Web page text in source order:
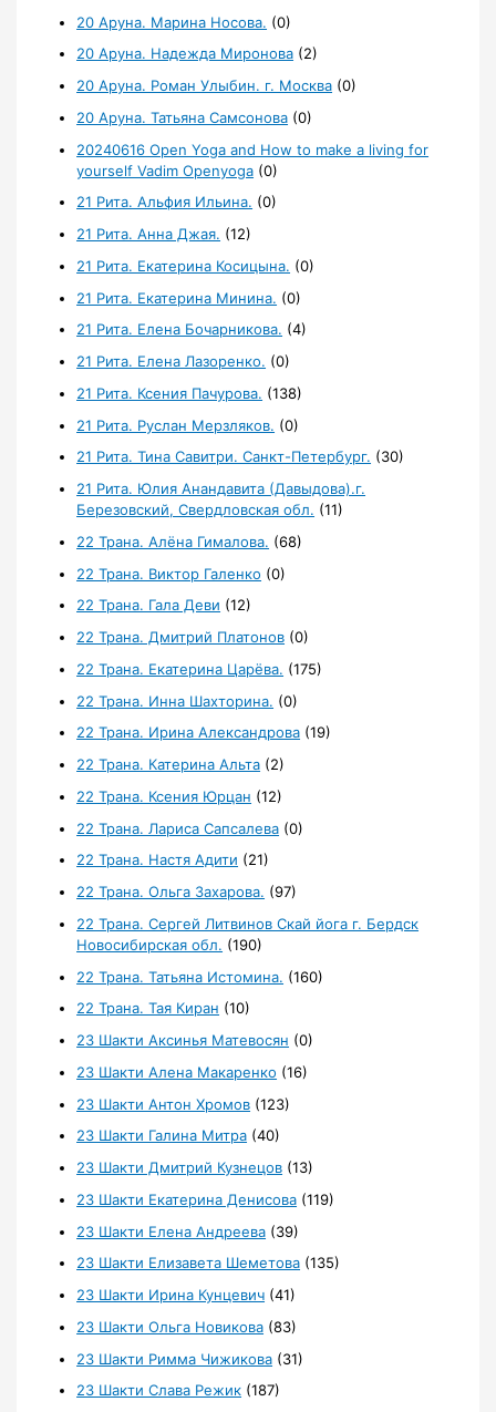
20 Аруна. Марина Носова. (0)
20 Аруна. Надежда Миронова (2)
20 Аруна. Роман Улыбин. г. Москва (0)
20 Аруна. Татьяна Самсонова (0)
20240616 Open Yoga and How to make a living for
yourself Vadim Openyoga (0)
21 Рита. Альфия Ильина. (0)
21 Рита. Анна Джая. (12)
21 Рита. Екатерина Косицына. (0)
21 Рита. Екатерина Минина. (0)
21 Рита. Елена Бочарникова. (4)
21 Рита. Елена Лазоренко. (0)
21 Рита. Ксения Пачурова. (138)
21 Рита. Руслан Мерзляков. (0)
21 Рита. Тина Савитри. Санкт-Петербург. (30)
21 Рита. Юлия Анандавита (Давыдова).г.
Березовский, Свердловская обл. (11)
22 Трана. Алёна Гималова. (68)
22 Трана. Виктор Галенко (0)
22 Трана. Гала Деви (12)
22 Трана. Дмитрий Платонов (0)
22 Трана. Екатерина Царёва. (175)
22 Трана. Инна Шахторина. (0)
22 Трана. Ирина Александрова (19)
22 Трана. Катерина Альта (2)
22 Трана. Ксения Юрцан (12)
22 Трана. Лариса Сапсалева (0)
22 Трана. Настя Адити (21)
22 Трана. Ольга Захарова. (97)
22 Трана. Сергей Литвинов Скай йога г. Бердск
Новосибирская обл. (190)
22 Трана. Татьяна Истомина. (160)
22 Трана. Тая Киран (10)
23 Шакти Аксинья Матевосян (0)
23 Шакти Алена Макаренко (16)
23 Шакти Антон Хромов (123)
23 Шакти Галина Митра (40)
23 Шакти Дмитрий Кузнецов (13)
23 Шакти Екатерина Денисова (119)
23 Шакти Елена Андреева (39)
23 Шакти Елизавета Шеметова (135)
23 Шакти Ирина Кунцевич (41)
23 Шакти Ольга Новикова (83)
23 Шакти Римма Чижикова (31)
23 Шакти Слава Режик (187)